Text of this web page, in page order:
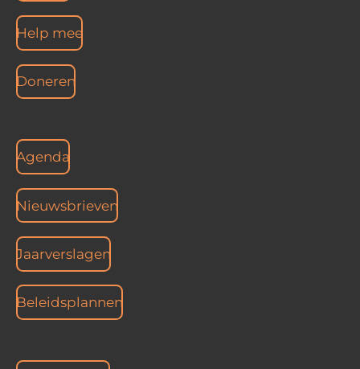
Help mee
Doneren
Agenda
Nieuwsbrieven
Jaarverslagen
Beleidsplannen